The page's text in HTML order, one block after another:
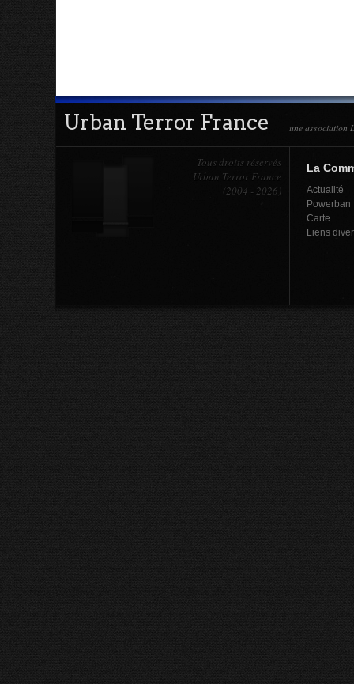
Urban Terror France une association
Tous droits réservés
Urban Terror France
(2004 - 2026)
La
Actualité
Powerban
Carte
Liens